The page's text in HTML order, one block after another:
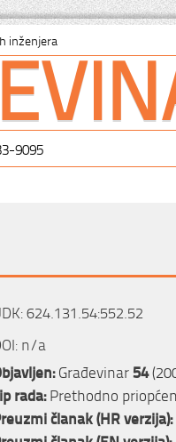
inženjera
9095
624.131.54:552.52
n/a
Građevinar54
rada:Prethodno
članak (HR verzija):